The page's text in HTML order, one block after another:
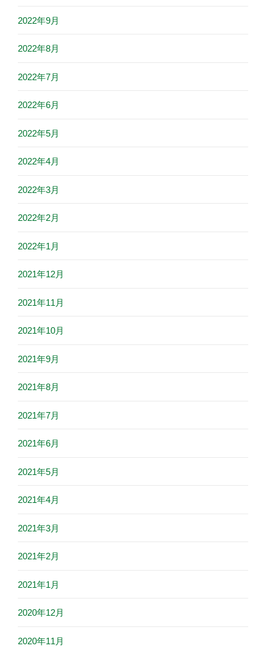
2022年9月
2022年8月
2022年7月
2022年6月
2022年5月
2022年4月
2022年3月
2022年2月
2022年1月
2021年12月
2021年11月
2021年10月
2021年9月
2021年8月
2021年7月
2021年6月
2021年5月
2021年4月
2021年3月
2021年2月
2021年1月
2020年12月
2020年11月